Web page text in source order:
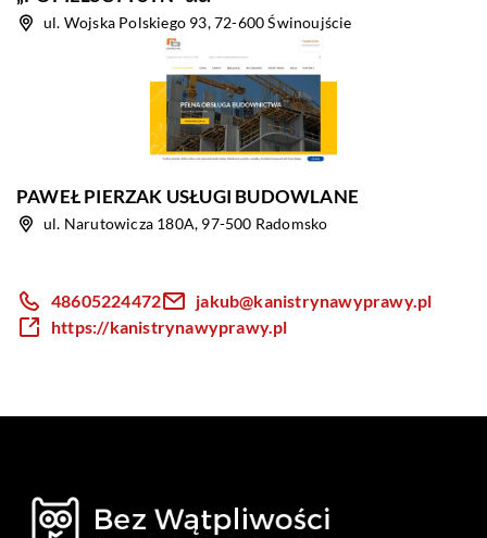
ul. Wojska Polskiego 93, 72-600 Świnoujście
PAWEŁ PIERZAK USŁUGI BUDOWLANE
ul. Narutowicza 180A, 97-500 Radomsko
48605224472
jakub@kanistrynawyprawy.pl
https://kanistrynawyprawy.pl